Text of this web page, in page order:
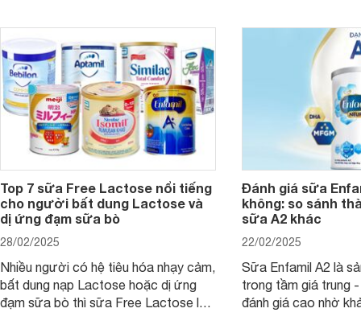
thể gì, hãy cùng
hiểu ngay trong bài
Top 7 sữa Free Lactose nổi tiếng
cho người bất dung Lactose và
dị ứng đạm sữa bò
28/02/2025
Nhiều người có hệ tiêu hóa nhạy cảm,
bất dung nạp Lactose hoặc dị ứng
đạm sữa bò thì sữa Free Lactose là
Đánh giá sữa
không: so sánh
sữa A2 khác
22/02/2025
Sữa Enfamil A2 là
trong tầm giá trung
đánh giá cao nhờ